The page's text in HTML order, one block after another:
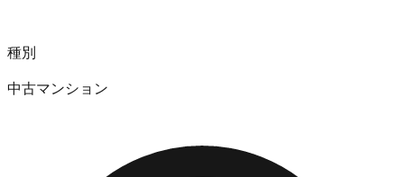
種別
中古マンション